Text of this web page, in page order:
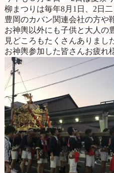
柳まつりは毎年8月1日、2日
豊岡のカバン関連会社の方や
お神輿以外にも子供と大人の
見どころもたくさんありまし